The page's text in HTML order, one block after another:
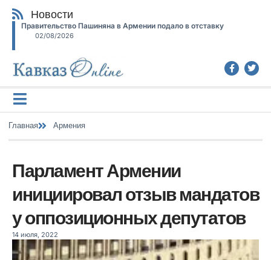
Новости
Правительство Пашиняна в Армении подало в отставку
02/08/2026
Главная Армения
Парламент Армении
инициировал отзыв мандатов
у оппозиционных депутатов
14 июля, 2022